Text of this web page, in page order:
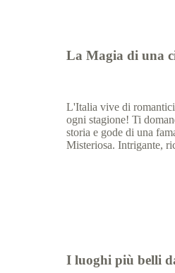
La Magia di una
L'Italia vive di
ogni stagione! Ti
storia e gode di una
Misteriosa. Intrigante,
I luoghi più belli